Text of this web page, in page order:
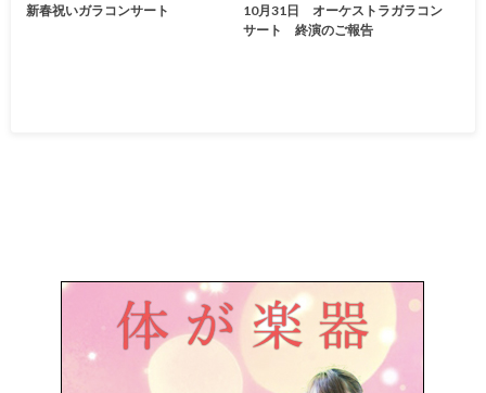
新春祝いガラコンサート
10月31日 オーケストラガラコン
サート 終演のご報告